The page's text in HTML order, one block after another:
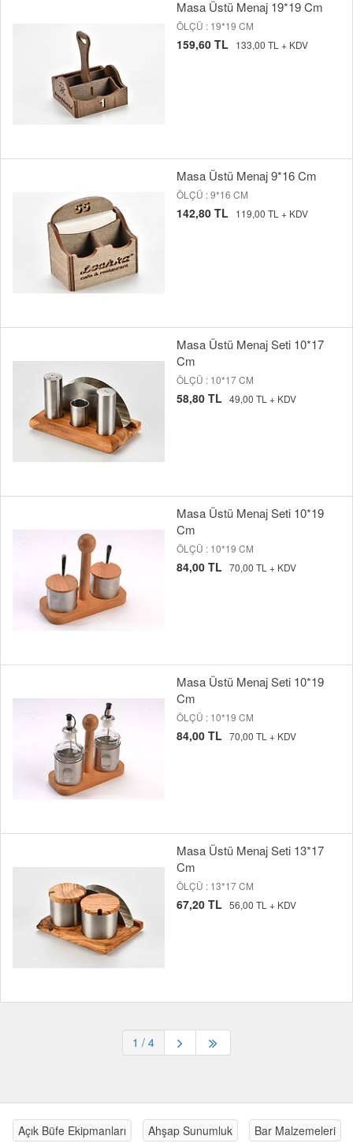
Masa Üstü Menaj 19*19 Cm
ÖLÇÜ : 19*19 CM
159,60 TL 133,00 TL + KDV
Masa Üstü Menaj 9*16 Cm
ÖLÇÜ : 9*16 CM
142,80 TL 119,00 TL + KDV
Masa Üstü Menaj Seti 10*17
Cm
ÖLÇÜ : 10*17 CM
58,80 TL 49,00 TL + KDV
Masa Üstü Menaj Seti 10*19
Cm
ÖLÇÜ : 10*19 CM
84,00 TL 70,00 TL + KDV
Masa Üstü Menaj Seti 10*19
Cm
ÖLÇÜ : 10*19 CM
84,00 TL 70,00 TL + KDV
Masa Üstü Menaj Seti 13*17
Cm
ÖLÇÜ : 13*17 CM
67,20 TL 56,00 TL + KDV
1 / 4
Açık Büfe Ekipmanları Ahşap Sunumluk Bar Malzemeleri